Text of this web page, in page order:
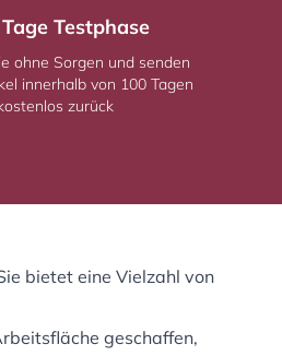
Testphase
ohne Sorgen und senden
innerhalb von 100 Tagen
zurück
bietet eine Vielzahl von
geschaffen,